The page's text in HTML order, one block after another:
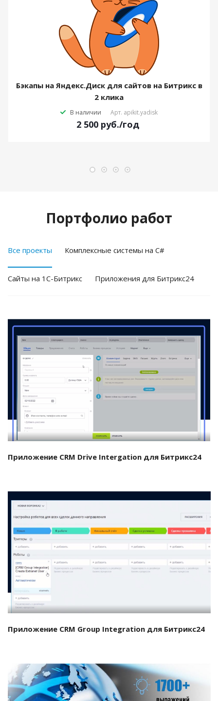
Бэкапы на Яндекс.Диск для сайтов на Битрикс в
2 клика
В наличии Арт. apikit.yadisk
2 500 руб./год
Портфолио работ
Все проекты Комплексные системы на C#
Cайты на 1С-Битрикс Приложения для Битрикс24
Смотреть проект
Приложение CRM Drive Intergation для Битрикс24
Смотреть проект
Приложение CRM Group Integration для Битрикс24